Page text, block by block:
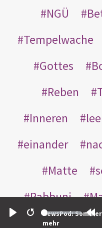
Restart
NewsPod:
mehr
NGÜ
Tempelwache
Gottes
Reben
Inneren
einander
Matte
Rabbuni
gewaschen